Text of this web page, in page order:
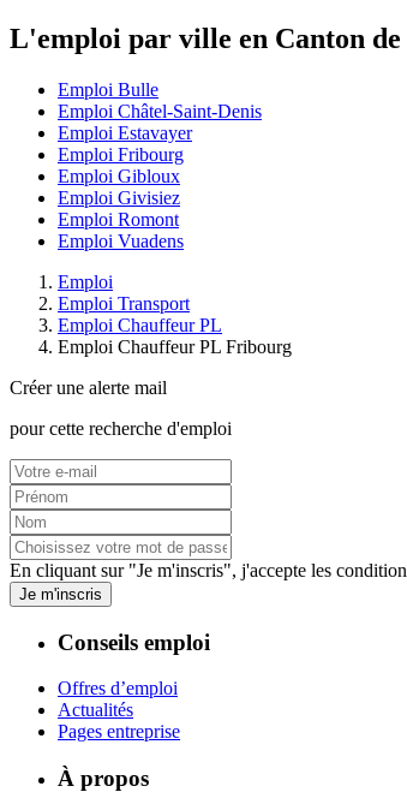
L'emploi par ville en Canton
Emploi Bulle
Emploi Châtel-Saint-Denis
Emploi Estavayer
Emploi Fribourg
Emploi Gibloux
Emploi Givisiez
Emploi Romont
Emploi Vuadens
Emploi
Emploi Transport
Emploi Chauffeur PL
Emploi Chauffeur PL Fribourg
Créer une alerte mail
pour cette recherche d'emploi
En cliquant sur "Je m'inscris", j'accepte les
Je m'inscris
Conseils emploi
Offres d’emploi
Actualités
Pages entreprise
À propos